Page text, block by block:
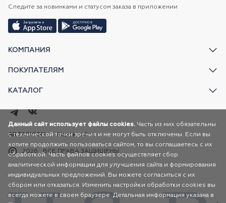
КОМПАНИЯ
ПОКУПАТЕЛЯМ
КАТАЛОГ
Следите за новинками и статусом заказа в приложении
2026 ВСЕ ПРАВА ЗАЩИЩЕНЫ
AR FASHION Карта сайта
Данный сайт использует файлы cookies. Часть из них обязательны
с технической точки зрения и не могут быть отключены. Если вы
хотите продолжить пользоваться сайтом, то вы соглашаетесь с их
обработкой. Часть файлов cookies осуществляет сбор
аналитической информации для улучшения сайта и формирования
индивидуальных предложений. Вы можете согласиться с их
сбором или отказаться. Изменить настройки обработки cookies вы
всегда можете в своем браузере. Детальная информация указана в